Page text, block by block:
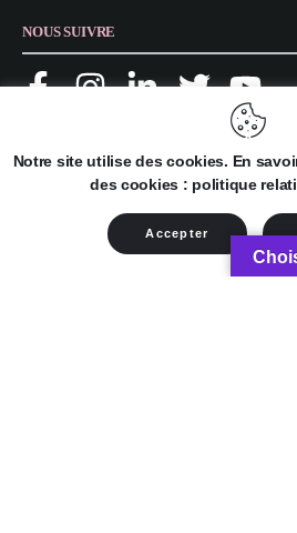
NOUS SUIVRE
Rapport 2020
Notre site utilise des cookies. En
des cookies : politique
Accepter